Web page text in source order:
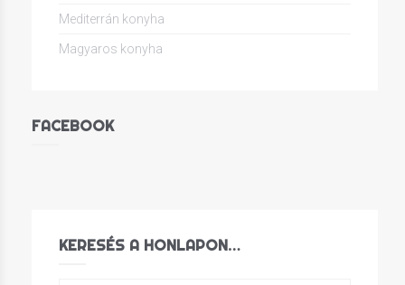
Mediterrán konyha
Magyaros konyha
FACEBOOK
KERESÉS A HONLAPON…